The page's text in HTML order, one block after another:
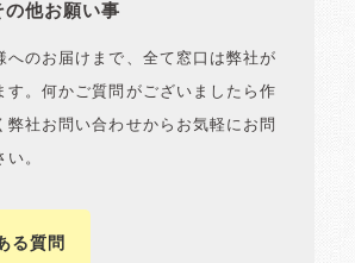
他お願い事
へのお届けまで、全て窓口は弊社が
す。何かご質問がございましたら作
弊社お問い合わせからお気軽にお問
い。
る質問